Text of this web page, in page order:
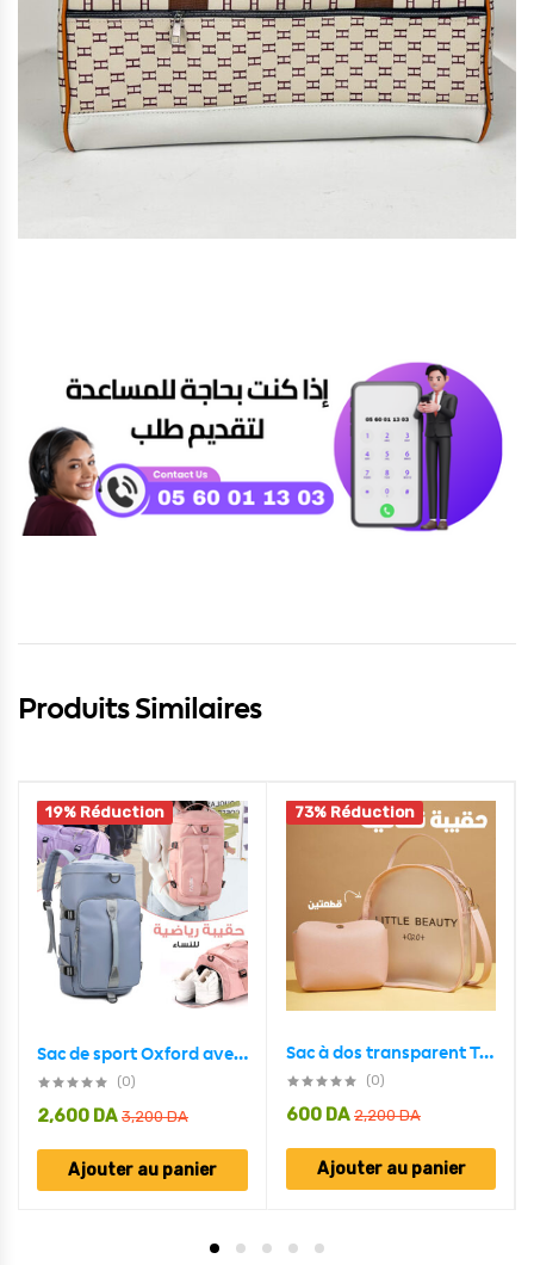
Produits Similaires
19% Réduction
Sac de sport Oxford avec compartiment à chaussures imperméable
(0)
3,200DA
2,600 DA
Ajouter au panier
73% Réduction
Sac à dos transparent Top avec pochette intérieure 2en1 tendence
(0)
2,200DA
600 DA
Ajouter au panier